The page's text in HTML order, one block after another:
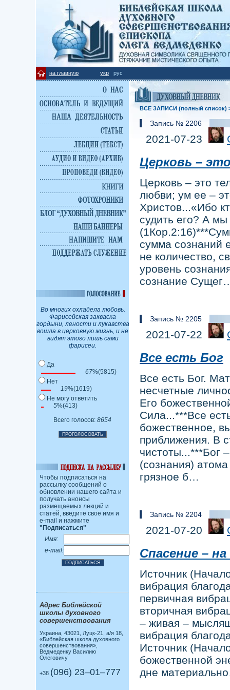
на главную укр рус
Во многих охладела любовь.
Фарисейская закваска
гордыни, лености и лукавства
вошла в церковную жизнь, и не
видят этого лишь сами
фарисеи.
Да
67%(5815)
Нет
19%(1619)
Не могу ответить
5%(413)
Всего голосов: 8654
Чтобы подписаться на
рассылку сообщений о
обновлении нашего сайта и
получать анонсы
размещаемых лекций и
статей, введите свое имя и
e-mail и нажмите
"Подписаться"
Имя:
e-mail:
Адрес Библейской
школы духовного
совершенствования
Украина, 43021, Луцк-21, а/я 18,
«Библейская школа духовного
совершенствования»,
Ведмеденку Василию
Олеговичу
+38 (096) 23–01–777
ВСЕ ЗАПИСИ (полный список)
Запись № 2206
2021-07-23
Церковь –
Церковь – это
любви; ум ее –
Христов...«Ибо
судить его? А
сумма сознаний
не количество,
уровень
сознание
Запись № 2205
2021-07-22
Все есть Бог
Все есть Бог.
несчетные
Его
Сила...***Все
божественное,
приближения. В
чистоты...***Бог
(сознания)
грязное б…
Запись № 2204
2021-07-20
Спасение –
Источник
вибрация
первичная
вторичная
– живая –
вибрация
Источник
божественной
дне